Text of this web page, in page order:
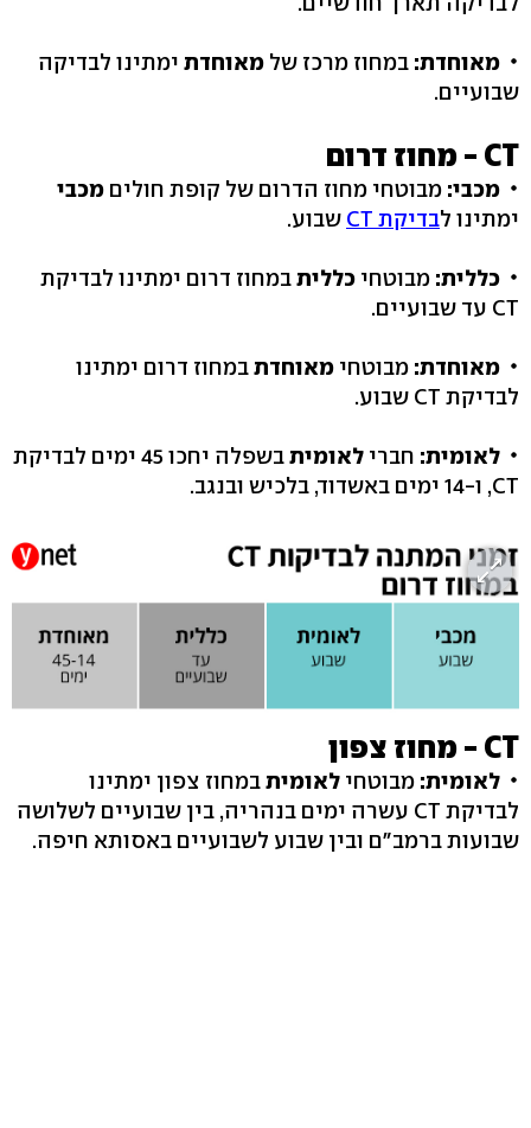
מאוחדת: במחוז מרכז של מאוחדת ימתינו לבדיקה
שבועיים.
CT - מחוז דרום
מכבי: מבוטחי מחוז הדרום של קופת חולים מכבי
ימתינו לבדיקת CT שבוע.
כללית: מבוטחי כלליתבמחוז דרום ימתינו לבדיקת
CT עד שבועיים.
מאוחדת: מבוטחי מאוחדתבמחוז דרום ימתינו
לבדיקת CT שבוע.
לאומית: חברי לאומית
בשפלה יחכו 45 ימים לבדיקת
CT, ו-14 ימים באשדוד, בלכיש ובנגב.
CT - מחוז צפון
לאומית: מבוטחי לאומיתבמחוז צפון ימתינו
לבדיקת CT עשרה ימים בנהריה, בין שבועיים לשלושה
שבועות ברמב"ם ובין שבוע לשבועיים באסותא חיפה.